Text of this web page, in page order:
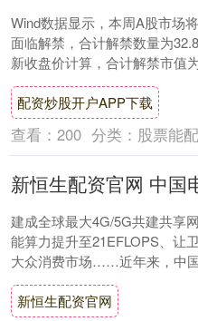
Wind数据显示，本周A股市场
面临解禁，合计解禁数量为
新收盘价计算，合计解禁市值
元，周环比增加4.99%。 从....
配资炒股开户APP下载
查看： 200 分类： 股票能
建成全球最大4G/5G共建共享
能算力提升至21EFLOPS、让
大众消费市场……近年来，中
局战略性新兴产业领域，大力
新恒生配资官网